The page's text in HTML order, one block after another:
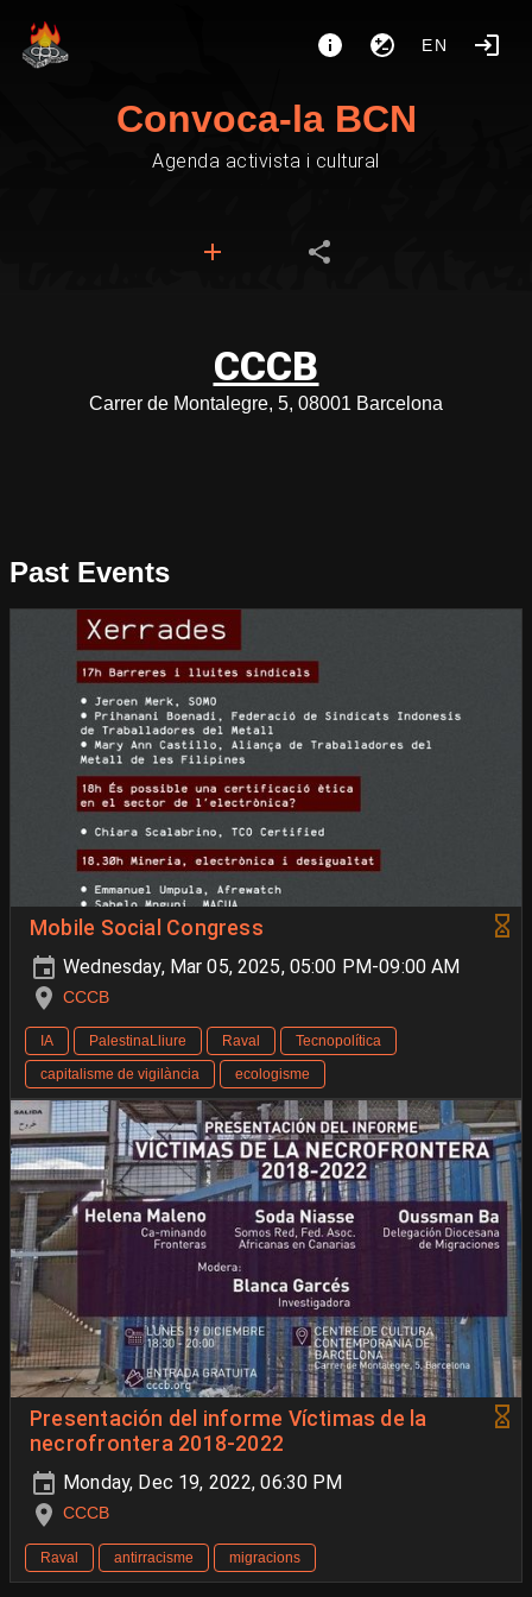
EN
Convoca-la BCN
Agenda activista i cultural
CCCB
Carrer de Montalegre, 5, 08001 Barcelona
Past Events
Mobile Social Congress
Wednesday, Mar 05, 2025, 05:00 PM-09:00 AM
CCCB
IA PalestinaLliure Raval
Tecnopolítica
capitalisme de vigilància
ecologisme
Presentación del informe Víctimas de la
necrofrontera 2018-2022
Monday, Dec 19, 2022, 06:30 PM
CCCB
Raval antirracisme migracions